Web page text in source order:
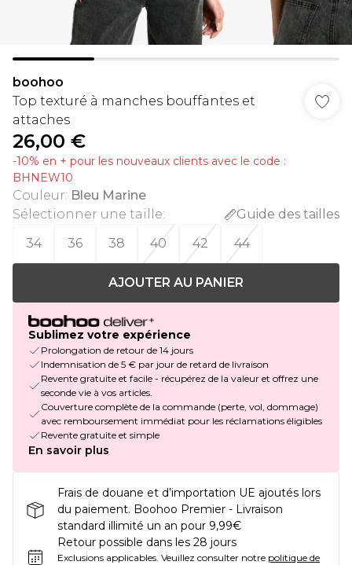
boohoo
Top texturé à manches bouffantes et
attaches
26,00 €
-10% en + pour les nouveaux clients avec le code :
BHNEW10
Couleur: Bleu Marine
Sélectionner une taille:
Guide des tailles
34
36 38 40 42 44
AJOUTER AU PANIER
Sublimez votre expérience
Prolongation de retour de 14 jours
Indemnisation de 5 € par jour de retard de livraison
Revente gratuite et facile - récupérez de la valeur et offrez une
seconde vie à vos articles.
Couverture complète de la commande (perte, vol, dommage)
avec remboursement immédiat pour les réclamations éligibles
Revente gratuite et simple
En savoir plus
Frais de douane et d’importation UE ajoutés lors
du paiement. Boohoo Premier - Livraison
standard illimité un an pour 9,99€
Retour possible dans les 28 jours
Exclusions applicables. Veuillez consulter notre politique de